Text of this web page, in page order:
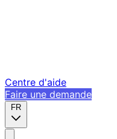
Centre d'aide
Faire une demande
FR